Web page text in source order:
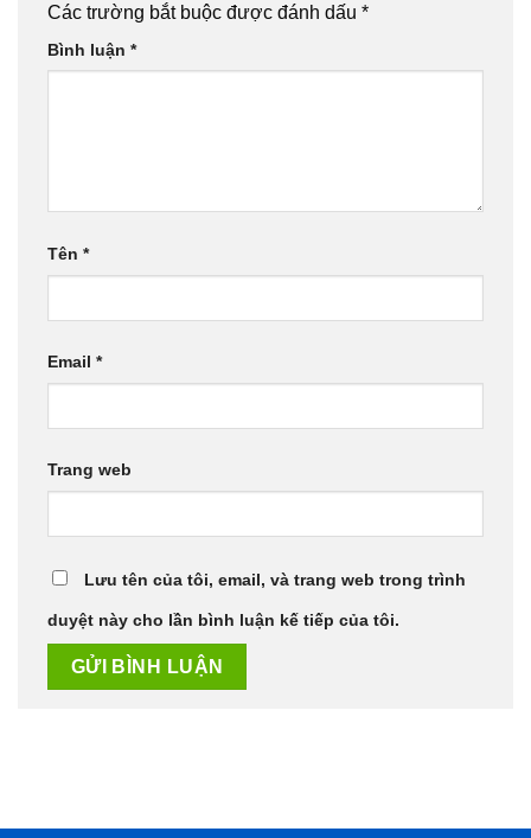
Các trường bắt buộc được đánh dấu *
Bình luận *
Tên *
Email *
Trang web
Lưu tên của tôi, email, và trang web trong trình
duyệt này cho lần bình luận kế tiếp của tôi.